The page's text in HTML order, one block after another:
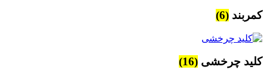
کمربند (6)
کلید چرخشی (16)